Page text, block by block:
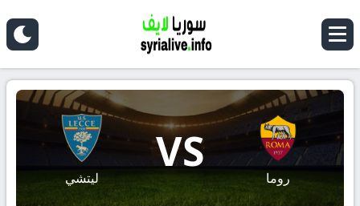
روما
VS
ليتشي